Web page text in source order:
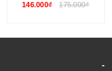
146.000₫
175.000₫